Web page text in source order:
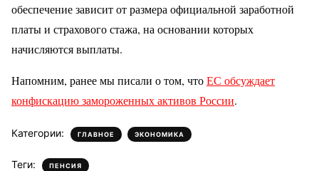
обеспечение зависит от размера официальной заработной
платы и страхового стажа, на основании которых
начисляются выплаты.
Напомним, ранее мы писали о том, чтоЕС обсуждает
конфискацию замороженных активов России.
Категории: ГЛАВНОЕ , ЭКОНОМИКА
Теги: ПЕНСИЯ